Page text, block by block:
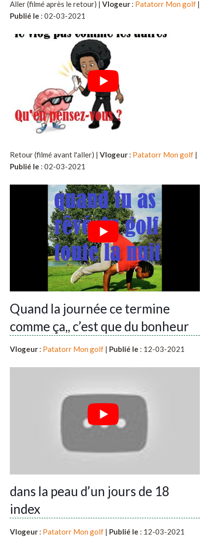
Aller (filmé après le retour) | Vlogeur : Patatorr Mon golf |
Publié le : 02-03-2021
Retour (filmé avant l'aller) | Vlogeur : Patatorr Mon golf |
Publié le : 02-03-2021
Quand la journée ce termine
comme ça,, c’est que du bonheur
Vlogeur : Patatorr Mon golf | Publié le : 12-03-2021
dans la peau d’un jours de 18
index
Vlogeur : Patatorr Mon golf | Publié le : 12-03-2021